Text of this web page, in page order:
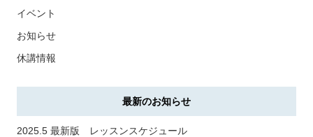
イベント
お知らせ
休講情報
最新のお知らせ
2025.5 最新版 レッスンスケジュール